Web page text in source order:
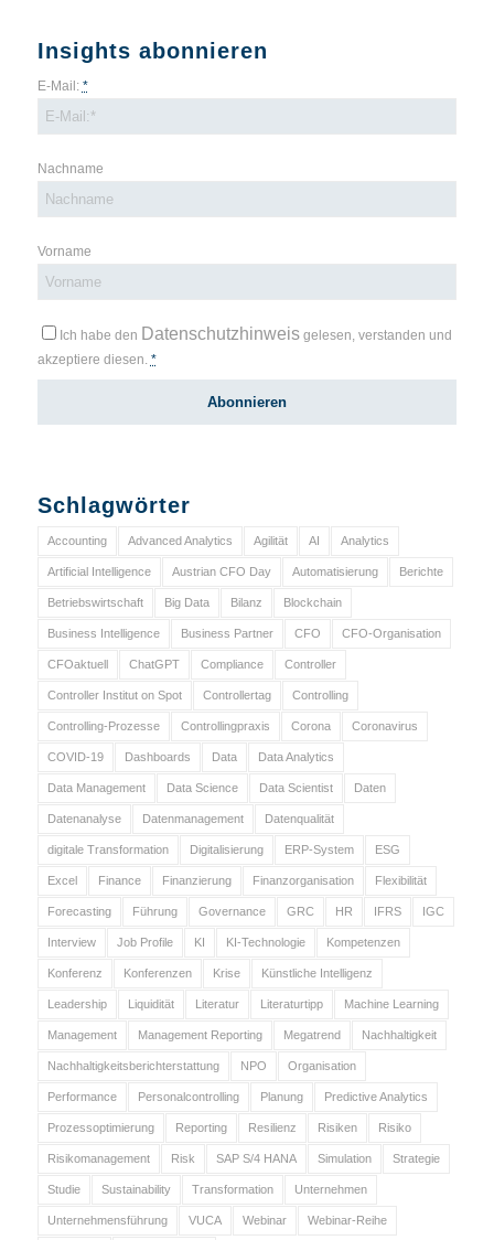
Insights abonnieren
E-Mail: *
Nachname
Vorname
Ich habe den Datenschutzhinweisgelesen, verstanden und
akzeptiere diesen. *
Schlagwörter
Accounting Advanced Analytics Agilität AI Analytics
Artificial Intelligence Austrian CFO Day Automatisierung Berichte
Betriebswirtschaft Big Data Bilanz Blockchain
Business Intelligence Business Partner CFO CFO-Organisation
CFOaktuell ChatGPT Compliance Controller
Controller Institut on Spot Controllertag Controlling
Controlling-Prozesse Controllingpraxis Corona Coronavirus
COVID-19 Dashboards Data Data Analytics
Data Management Data Science Data Scientist Daten
Datenanalyse Datenmanagement Datenqualität
digitale Transformation Digitalisierung ERP-System ESG
Excel Finance Finanzierung Finanzorganisation Flexibilität
Forecasting Führung Governance GRC HR IFRS IGC
Interview Job Profile KI KI-Technologie Kompetenzen
Konferenz Konferenzen Krise Künstliche Intelligenz
Leadership Liquidität Literatur Literaturtipp Machine Learning
Management Management Reporting Megatrend Nachhaltigkeit
Nachhaltigkeitsberichterstattung NPO Organisation
Performance Personalcontrolling Planung Predictive Analytics
Prozessoptimierung Reporting Resilienz Risiken Risiko
Risikomanagement Risk SAP S/4 HANA Simulation Strategie
Studie Sustainability Transformation Unternehmen
Unternehmensführung VUCA Webinar Webinar-Reihe